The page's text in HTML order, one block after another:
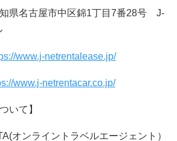
名古屋市中区錦1丁目7番28号 J-
www.j-netrentalease.jp/
www.j-netrentacar.co.jp/
いて】
オンライントラベルエージェント）